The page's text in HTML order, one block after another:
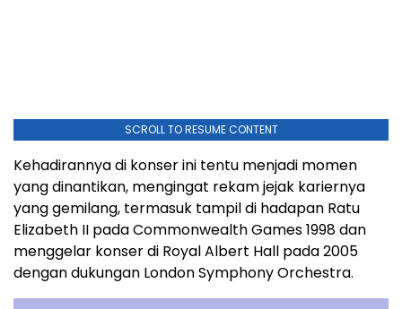
SCROLL TO RESUME CONTENT
Kehadirannya di konser ini tentu menjadi momen
yang dinantikan, mengingat rekam jejak kariernya
yang gemilang, termasuk tampil di hadapan Ratu
Elizabeth II pada Commonwealth Games 1998 dan
menggelar konser di Royal Albert Hall pada 2005
dengan dukungan London Symphony Orchestra.